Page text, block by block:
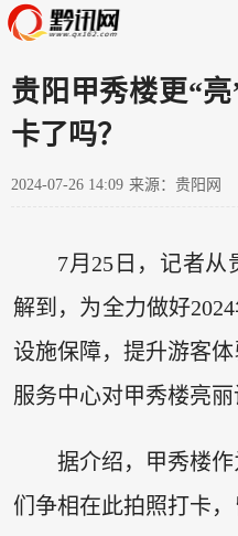
贵阳甲秀楼更“
卡了吗？
2024-07-26 14:09 来源：贵阳网
7月25日，记者从
解到，为全力做好
设施保障，提升游客
服务中心对甲秀楼亮丽
据介绍，甲秀楼
们争相在此拍照打卡